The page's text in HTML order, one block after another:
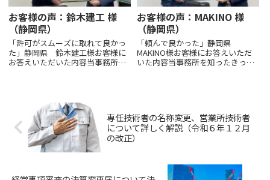
お客様の声：鈴木建工 様
（静岡県）
「許可がスムーズに取れて良かっ
た」静岡県 鈴木建工様お客様に
お答えいただいた内容当事務所を
（とび・土工工事業）当事務所に
依頼しようとした理由について教
え...
お客様の声：MAKINO 様
（静岡県）
「頼んで良かった」静岡県
MAKINO様お客様にお答えいただ
いた内容当事務所を知ったきっか
ホ...
専任技術者の名称変更、営業所技術者
について詳しく解説（令和６年１２月
の改正）